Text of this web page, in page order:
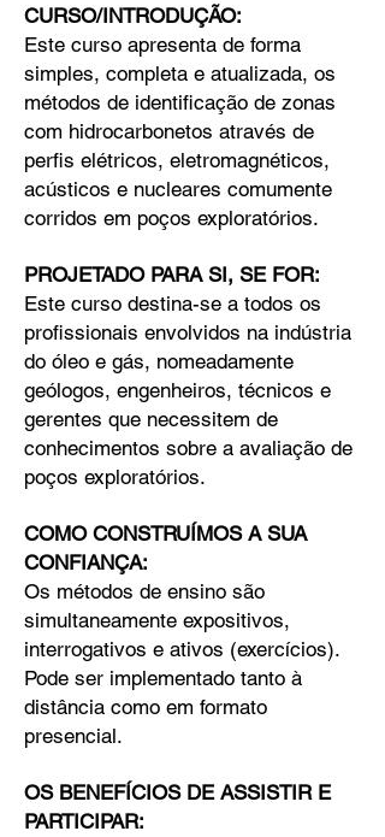
CURSO/INTRODUÇÃO:
Este curso apresenta de forma
simples, completa e atualizada, os
métodos de identificação de zonas
com hidrocarbonetos através de
perfis elétricos, eletromagnéticos,
acústicos e nucleares comumente
corridos em poços exploratórios.
PROJETADO PARA SI, SE FOR:
Este curso destina-se a todos os
profissionais envolvidos na indústria
do óleo e gás, nomeadamente
geólogos, engenheiros, técnicos e
gerentes que necessitem de
conhecimentos sobre a avaliação de
poços exploratórios.
COMO CONSTRUÍMOS A SUA
CONFIANÇA:
Os métodos de ensino são
simultaneamente expositivos,
interrogativos e ativos (exercícios).
Pode ser implementado tanto à
distância como em formato
presencial.
OS BENEFÍCIOS DE ASSISTIR E
PARTICIPAR: